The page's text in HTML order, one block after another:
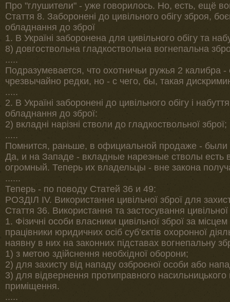
Про "глушители" - уже говорилось. Но, есть, ещё
Стаття 8. Заборонені до цивільного обігу зброя,
обладнання до зброї
1. В Україні заборонена для цивільного обігу та
8) довгоствольна гладкоствольна вогнепальна
.....
Подразумевается, что охотничьи ружья 2 калибра
чрезвычайно редки, но - с чего, бы, такая
.....
2. В Україні заборонені до цивільного обігу і
обладнання до зброї:
2) вкладні нарізні стволи до гладкоствольної зброї;
.....
Помнится, раньше, в официальной продаже -
Да, и на Западе - вкладные нарезные стволы есть
огромный. Теперь их владельцы - вне закона
......
Теперь - по поводу Статей 36 и 49:
РОЗДІЛ ІV. Використання цивільної зброї для
Стаття 36. Використання та застосування
1. Фізичні особи власники цивільної зброї за місцем
працівники юридичних осіб суб’єктів охоронної
наявну в них на законних підставах вогнепальну
1) з метою здійснення необхідної оборони;
2) для захисту від нападу озброєної особи або
3) для відвернення протиправного
приміщення.
.....